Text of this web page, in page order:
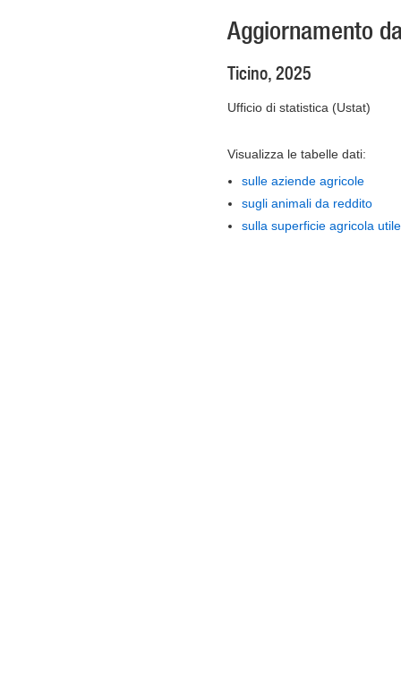
Aggiornamento
Ticino, 2025
Ufficio di statistica (Ustat)
Visualizza le tabelle dati:
sulle aziende agricole
sugli animali da reddito
sulla superficie agricola utile